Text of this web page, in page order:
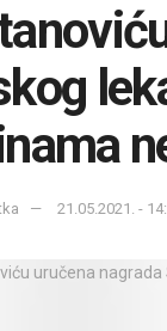
21.05.2021. -